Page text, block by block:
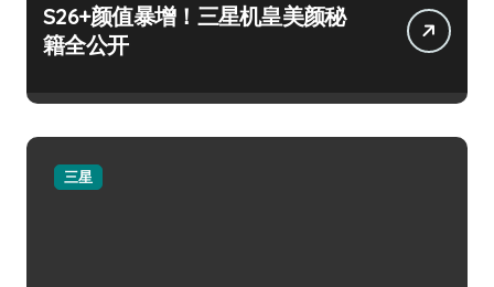
S26+颜值暴增！三星机皇美颜秘
籍全公开
三星